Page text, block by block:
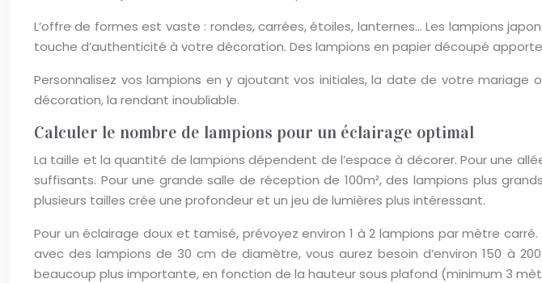
L’offre de formes est vaste : rondes, carrées, étoiles, lanternes… Les lampions
touche d’authenticité à votre décoration. Des lampions en papier découpé
Personnalisez vos lampions en y ajoutant vos initiales, la date de votre
décoration, la rendant inoubliable.
Calculer le nombre de lampions pour un éclairage optimal
La taille et la quantité de lampions dépendent de l’espace à décorer. Pour une
suffisants. Pour une grande salle de réception de 100m², des lampions plus
plusieurs tailles crée une profondeur et un jeu de lumières plus intéressant.
Pour un éclairage doux et tamisé, prévoyez environ 1 à 2 lampions par mètre
avec des lampions de 30 cm de diamètre, vous aurez besoin d’environ 150 à
beaucoup plus importante, en fonction de la hauteur sous plafond (minimum 3